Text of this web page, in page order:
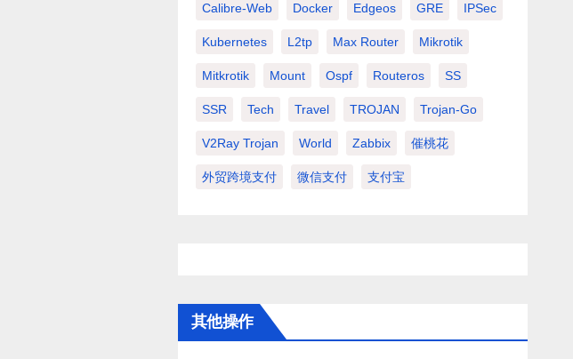
Calibre-Web Docker Edgeos GRE IPSec
Kubernetes L2tp Max Router Mikrotik
Mitkrotik Mount Ospf Routeros SS
SSR Tech Travel TROJAN Trojan-Go
V2Ray Trojan World Zabbix 催桃花
外贸跨境支付 微信支付 支付宝
其他操作